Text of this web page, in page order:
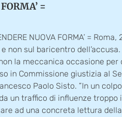
=
NUOVA FORMA’ =
sul baricentro
la meccanica occasione per
in Commissione giustizia al
Paolo Sisto. ”In un
un traffico di influenze troppo
ad una concreta lettura